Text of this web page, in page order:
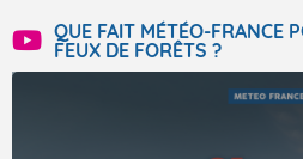
QUE FAIT MÉTÉO-FRANCE
FEUX DE FORÊTS ?